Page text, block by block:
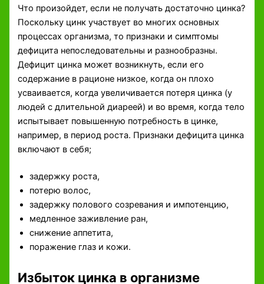
Что произойдет, если не получать достаточно цинка?
Поскольку цинк участвует во многих основных
процессах организма, то признаки и симптомы
дефицита непоследовательны и разнообразны.
Дефицит цинка может возникнуть, если его
содержание в рационе низкое, когда он плохо
усваивается, когда увеличивается потеря цинка (у
людей с длительной диареей) и во время, когда тело
испытывает повышенную потребность в цинке,
например, в период роста. Признаки дефицита цинка
включают в себя;
задержку роста,
потерю волос,
задержку полового созревания и импотенцию,
медленное заживление ран,
снижение аппетита,
поражение глаз и кожи.
Избыток цинка в организме